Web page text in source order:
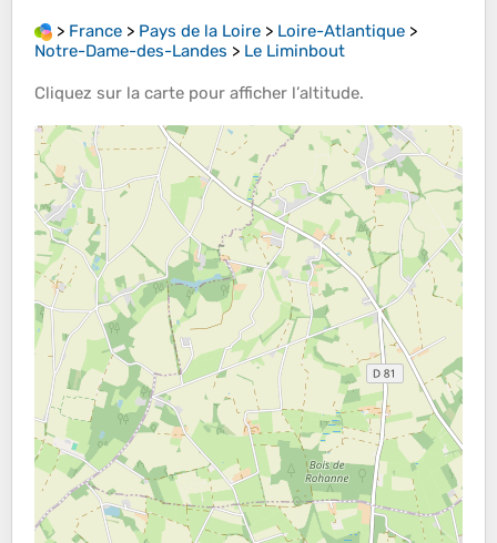
> France > Pays de la Loire > Loire-Atlantique >
Notre-Dame-des-Landes > Le Liminbout
Cliquez sur la carte pour afficher l’altitude.